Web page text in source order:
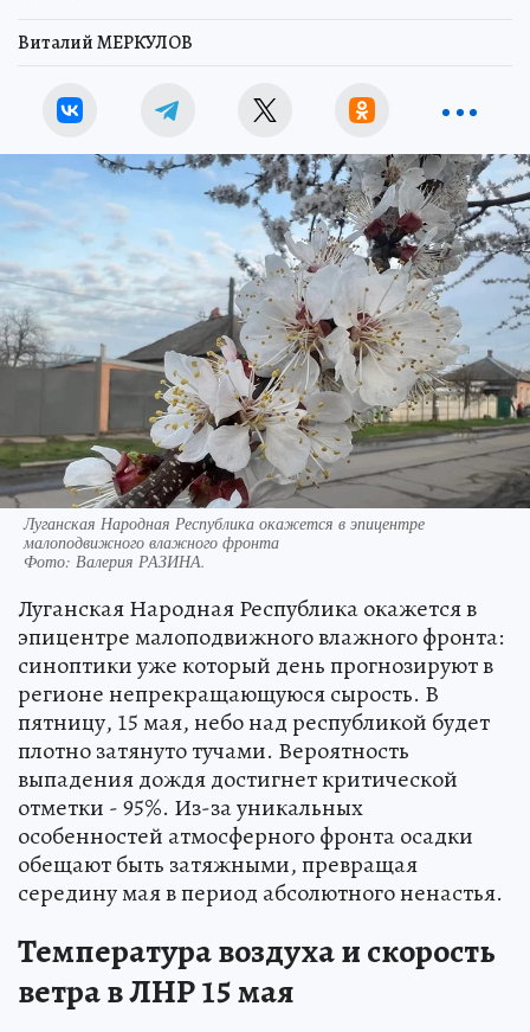
Виталий МЕРКУЛОВ
Луганская Народная Республика окажется в эпицентре
малоподвижного влажного фронта
Фото: Валерия РАЗИНА.
Луганская Народная Республика окажется в
эпицентре малоподвижного влажного фронта:
синоптики уже который день прогнозируют в
регионе непрекращающуюся сырость. В
пятницу, 15 мая, небо над республикой будет
плотно затянуто тучами. Вероятность
выпадения дождя достигнет критической
отметки - 95%. Из-за уникальных
особенностей атмосферного фронта осадки
обещают быть затяжными, превращая
середину мая в период абсолютного ненастья.
Температура воздуха и скорость
ветра в ЛНР 15 мая